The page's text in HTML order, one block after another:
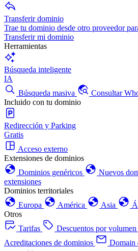
Transferir dominio
Trae tu dominio desde otro proveedor
Transferir mi dominio
Herramientas
Búsqueda inteligente
IA
Búsqueda masiva
Consultar
Incluido con tu dominio
Redirección y Parking
Gratis
Acceso externo
Extensiones de dominios
Dominios genéricos
Nuevos
extensiones
Dominios territoriales
Europa
América Asia
Otros
Tarifas
Descuentos por volumen
Acreditaciones de dominios
Domain